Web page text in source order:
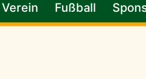
Verein Fußball